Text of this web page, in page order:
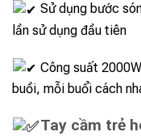
Sử dụng bước
lần sử dụng đầu tiên
Công suất
buồi, mỗi buổi cách
Tay cầm trẻ